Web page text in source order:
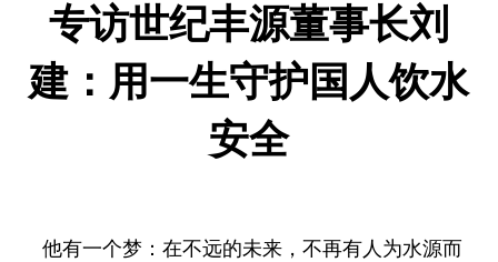
专访世纪丰源董事长刘
建：用一生守护国人饮水
安全
他有一个梦：在不远的未来，不再有人为水源而